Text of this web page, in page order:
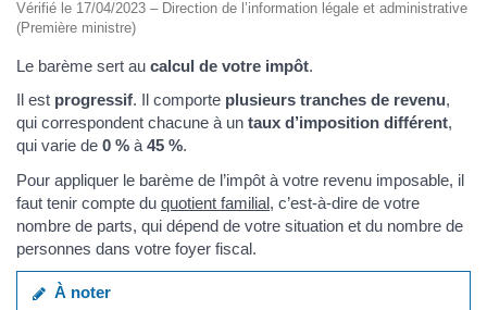
Vérifié le 17/04/2023 – Direction de l’information légale et administrative
(Première ministre)
Le barème sert au calcul de votre impôt.
Il est progressif. Il comporte plusieurs tranches de revenu,
qui correspondent chacune à un taux d’imposition différent,
qui varie de 0 % à 45 %.
Pour appliquer le barème de l’impôt à votre revenu imposable, il
faut tenir compte du quotient familial, c’est-à-dire de votre
nombre de parts, qui dépend de votre situation et du nombre de
personnes dans votre foyer fiscal.
À noter